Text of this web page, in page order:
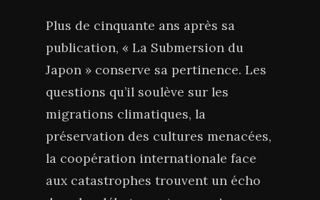
Plus de cinquante ans après sa
publication, « La Submersion du
Japon » conserve sa pertinence. Les
questions qu’il soulève sur les
migrations climatiques, la
préservation des cultures menacées,
la coopération internationale face
aux catastrophes trouvent un écho